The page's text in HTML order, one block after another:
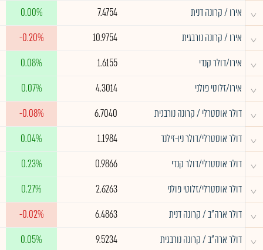
^ אירו / קרונה דנית 7.4754
0.00%
^ אירו / קרונה נורבגית 10.9754
-0.20%
^ אירו/דולר קנדי 1.6155
0.08%
^ אירו/זלוטי פולני 4.3014
0.07%
^ דולר אוסטרלי / קרונה נורבגית 6.7040
-0.08%
^ דולר אוסטרלי/דולר ניו-זילנד 1.1984
0.04%
^ דולר אוסטרלי/דולר קנדי 0.9866
0.23%
^ דולר אוסטרלי/זלוטי פולני 2.6263
0.27%
^ דולר ארה"ב / קרונה דנית 6.4863
-0.02%
^ דולר ארה"ב / קרונה נורבגית 9.5234
0.05%